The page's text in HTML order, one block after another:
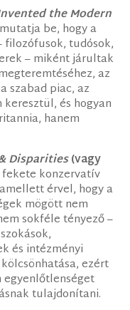
the Modern
be, hogy a
filozófusok, tudósok,
– miként járultak
az
szabad piac, az
és hogyan
hanem
Disparities(vagy
fekete konzervatív
érvel, hogy a
mögött nem
sokféle tényező –
és intézményi
ezért
egyenlőtlenséget
tulajdonítani.